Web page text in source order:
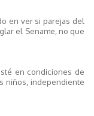
en ver si parejas del
el Sename, no que
en condiciones de
niños, independiente